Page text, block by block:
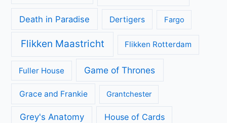
Death in Paradise Dertigers Fargo
Flikken Maastricht Flikken Rotterdam
Fuller House Game of Thrones
Grace and Frankie Grantchester
Grey's Anatomy House of Cards